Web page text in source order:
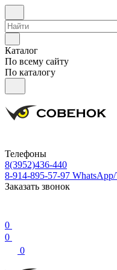
Каталог
По всему сайту
По каталогу
Телефоны
8(3952)436-440
8-914-895-57-97
Заказать звонок
0
0
0